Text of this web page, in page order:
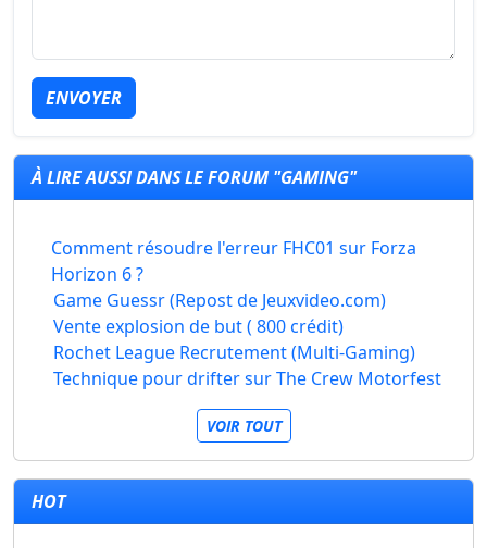
ENVOYER
À LIRE AUSSI DANS LE FORUM "GAMING"
Comment résoudre l'erreur FHC01 sur Forza
Horizon 6 ?
Game Guessr (Repost de Jeuxvideo.com)
Vente explosion de but ( 800 crédit)
Rochet League Recrutement (Multi-Gaming)
Technique pour drifter sur The Crew Motorfest
VOIR TOUT
HOT